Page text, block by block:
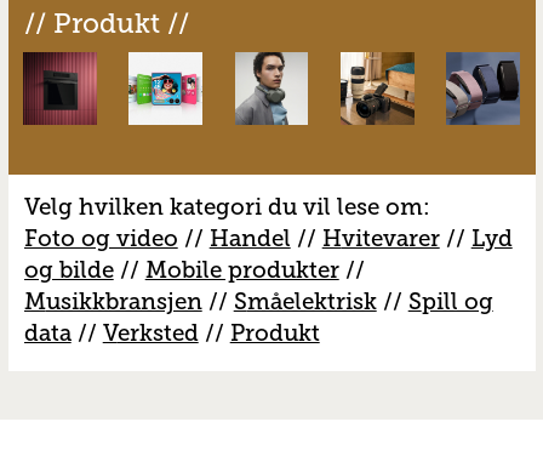
// Produkt //
Velg hvilken kategori du vil lese om:
Foto og video // Handel // Hvitevarer// Lyd
og bilde// Mobile produkter//
Musikkbransjen// Småelektrisk// Spill og
data// Verksted// Produkt